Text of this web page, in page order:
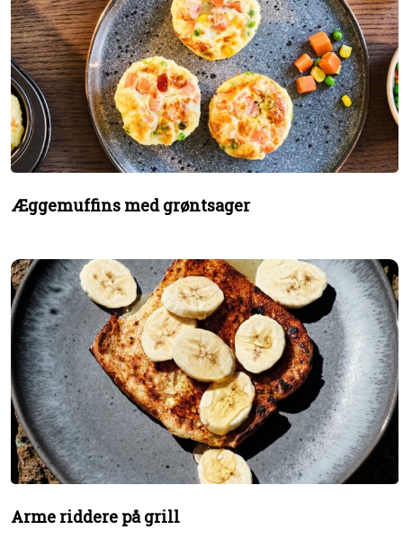
Æggemuffins med grøntsager
Arme riddere på grill